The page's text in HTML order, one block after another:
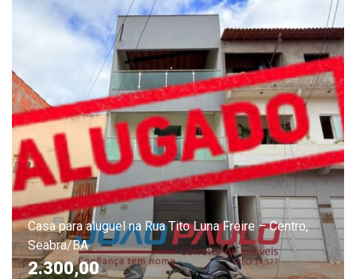
Casa para aluguel na Rua Tito Luna Freire – Centro,
Seabra/BA
2.300,00